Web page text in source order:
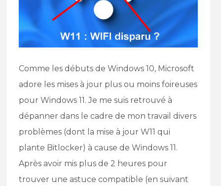
Comme les débuts de Windows 10, Microsoft
adore les mises à jour plus ou moins foireuses
pour Windows 11. Je me suis retrouvé à
dépanner dans le cadre de mon travail divers
problèmes (dont la mise à jour W11 qui
plante Bitlocker) à cause de Windows 11.
Après avoir mis plus de 2 heures pour
trouver une astuce compatible (en suivant